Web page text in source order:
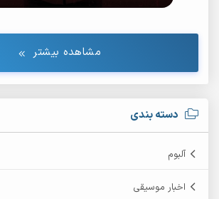
دسته بندی
آلبوم
اخبار موسیقی
مشاهده بیشتر